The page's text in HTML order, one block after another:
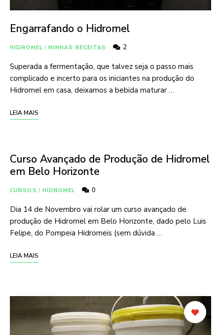
Engarrafando o Hidromel
HIDROMEL / MINHAS RECEITAS 2
Superada a fermentação, que talvez seja o passo mais
complicado e incerto para os iniciantes na produção do
Hidromel em casa, deixamos a bebida maturar …
LEIA MAIS
Curso Avançado de Produção de Hidromel
em Belo Horizonte
CURSOS / HIDROMEL 0
Dia 14 de Novembro vai rolar um curso avançado de
produção de Hidromel em Belo Horizonte, dado pelo Luis
Felipe, do Pompeia Hidromeis (sem dúvida …
LEIA MAIS